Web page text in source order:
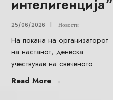
интелигенција“
25/06/2026 | Новости
На покана на организаторот
на настанот, денеска
учествував на свеченото...
Read More →